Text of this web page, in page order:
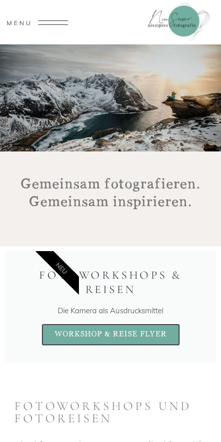
Gemeinsam fotografieren.
Gemeinsam inspirieren.
FOTOWORKSHOPS &
REISEN
Die Kamera als Ausdrucksmittel
WORKSHOP & REISE FLYER
NEU
FOTOWORKSHOPS UND
FOTOREISEN